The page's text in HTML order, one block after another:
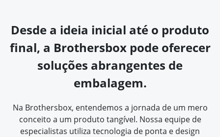
Desde a ideia inicial até o produto
final, a Brothersbox pode oferecer
soluções abrangentes de
embalagem.
Na Brothersbox, entendemos a jornada de um mero
conceito a um produto tangível. Nossa equipe de
especialistas utiliza tecnologia de ponta e design